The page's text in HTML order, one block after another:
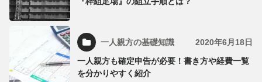
一人親方の基礎知識 2020年6月18日
一人親方も確定申告が必要！書き方や経費一覧
を分かりやすく紹介